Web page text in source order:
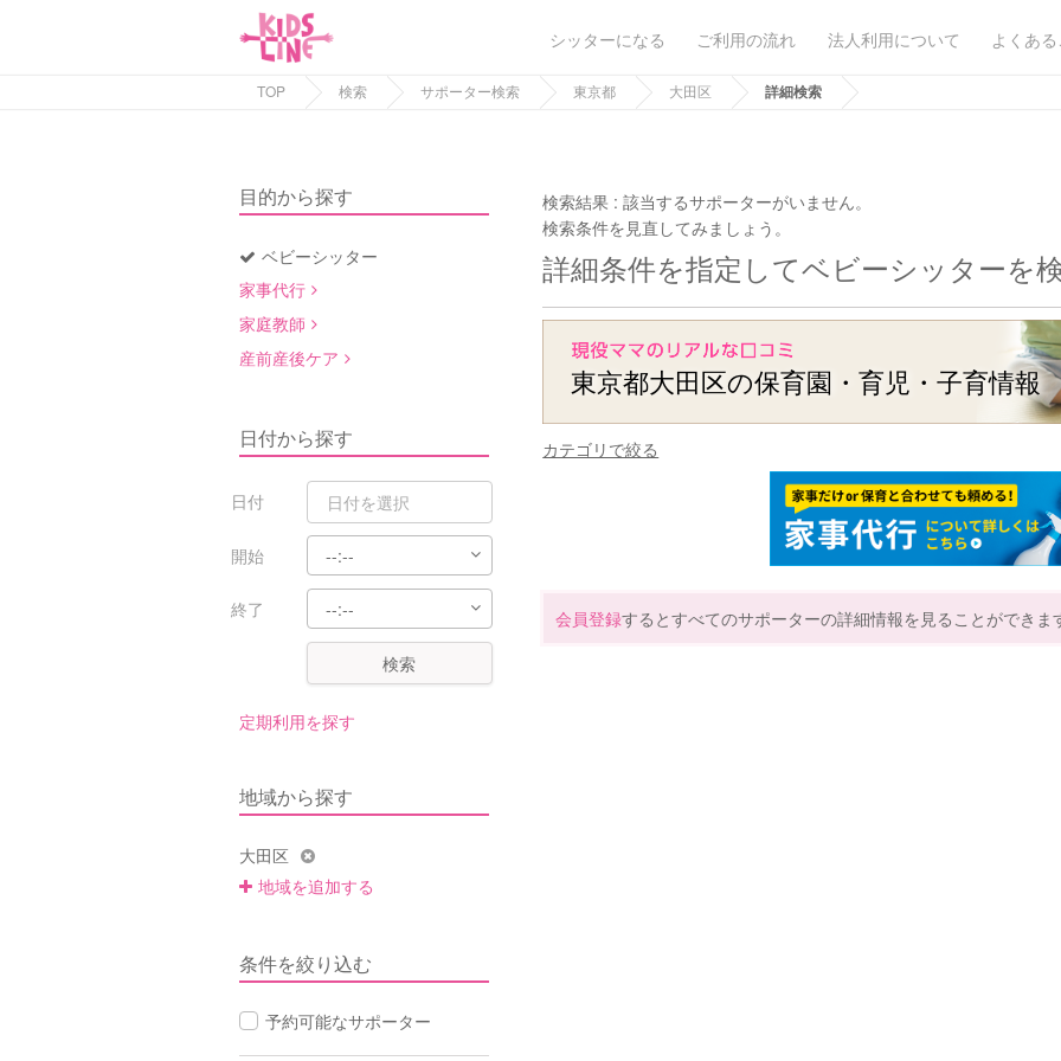
シッターになる ご利用の流れ 法人利用について よくあ
TOP 検索 サポーター検索 東京都 大田区 詳細検索
目的から探す
ベビーシッター
家事代行
家庭教師
産前産後ケア
日付から探す
日付
開始
終了
検索
定期利用を探す
地域から探す
大田区
地域を追加する
条件を絞り込む
予約可能なサポーター
検索結果 :該当するサポーターがいません。
検索条件を見直してみましょう。
詳細条件を指定してベビーシッターを
東京都大田区の保育園・育児・子育情報
カテゴリで絞る
会員登録するとすべてのサポーターの詳細情報を見ることができま